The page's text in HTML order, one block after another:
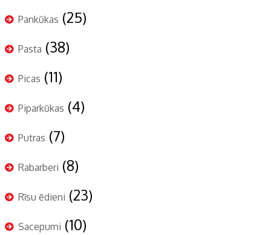
Pankūkas (25)
Pasta (38)
Picas (11)
Piparkūkas (4)
Putras (7)
Rabarberi (8)
Rīsu ēdieni (23)
Sacepumi (10)